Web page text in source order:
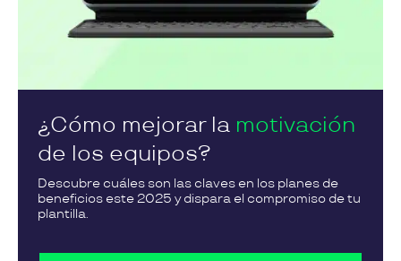
¿Cómo mejorar la motivación
de los equipos?
Descubre cuáles son las claves en los planes de
beneficios este 2025 y dispara el compromiso de tu
plantilla.